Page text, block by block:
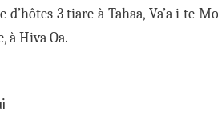
3 tiare à Tahaa, Va’a i te
à Hiva Oa.